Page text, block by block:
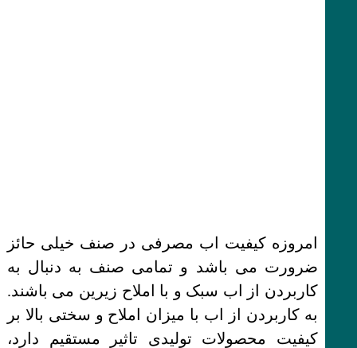
امروزه کیفیت اب مصرفی در صنف خیلی حائز
ضرورت می باشد و تمامی صنف به دنبال به
کاربردن از اب سبک و با املاح زیرین می باشند.
به کاربردن از اب با میزان املاح و سختی بالا بر
کیفیت محصولات تولیدی تاثیر مستقیم دارد،